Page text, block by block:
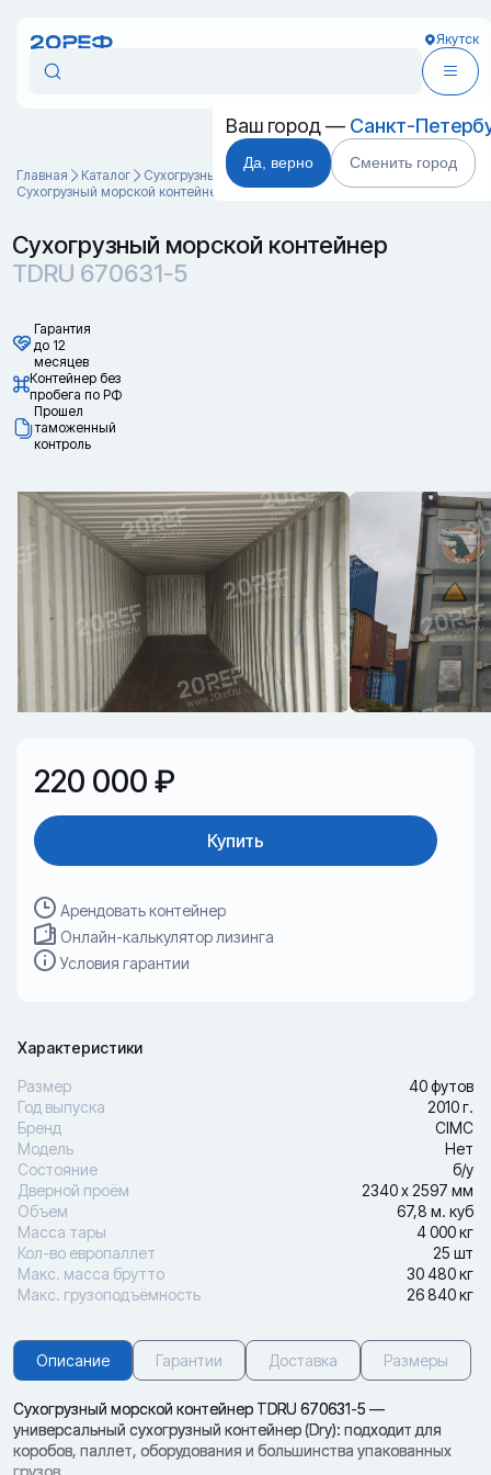
Якутск
Ваш город — Санкт-
Да, верно Сменить город
Главная Каталог
Cухогрузные морские контейнеры
Сухогрузный морской контейнер TDRU 670631-5
Сухогрузный морской контейнер
TDRU 670631-5
Гарантия
до 12
месяцев
Контейнер без
пробега по РФ
Прошел
таможенный
контроль
220 000 ₽
Купить
Арендовать контейнер
Онлайн-калькулятор лизинга
Условия гарантии
Характеристики
Размер
40 футов
Год выпуска
2010 г.
Бренд
CIMC
Модель
Нет
Состояние
б/у
Дверной проём
2340 х 2597 мм
Объем
67,8 м. куб
Масса тары
4 000 кг
Кол-во европаллет
25 шт
Макс. масса брутто
30 480 кг
Макс. грузоподъёмность
26 840 кг
Описание Гарантии Доставка Размеры
Сухогрузный морской контейнер TDRU 670631-5 —
универсальный сухогрузный контейнер (Dry): подходит для
коробов, паллет, оборудования и большинства упакованных
грузов.